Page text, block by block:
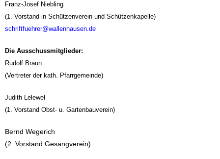
Franz-Josef Niebling
(1. Vorstand in Schützenverein und Schützenkapelle)
schriftfuehrer@wallenhausen.de
Die Ausschussmitglieder:
Rudolf Braun
(Vertreter der kath. Pfarrgemeinde)
Judith Lelewel
(1. Vorstand Obst- u. Gartenbauverein)
Bernd Wegerich
(2. Vorstand Gesangverein)